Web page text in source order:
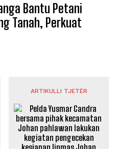
Bantu Petani
Tanah, Perkuat
ARTIKULLI TJETËR